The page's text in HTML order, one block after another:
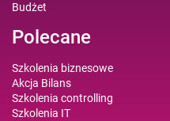
Budżet
Polecane
Szkolenia biznesowe
Akcja Bilans
Szkolenia controlling
Szkolenia IT